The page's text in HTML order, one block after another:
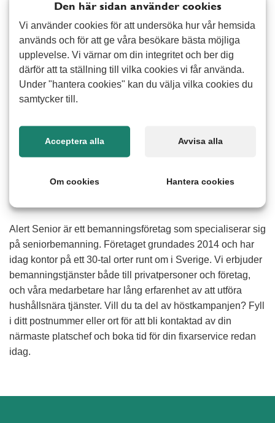
för alla som har ett behov av att underlätta i vardagen.
Tillsammans med dig som kund, utformar vi tjänsterna
precis så som du vill ha dem.
• Installera TVn och datorn
• Packa upp eller ned saker
• Tillsyn av sommarhus
Alert Senior är ett bemanningsföretag som specialiserar sig
på seniorbemanning. Företaget grundades 2014 och har
idag kontor på ett 30-tal orter runt om i Sverige. Vi erbjuder
bemanningstjänster både till privatpersoner och företag,
och våra medarbetare har lång erfarenhet av att utföra
hushållsnära tjänster. Vill du ta del av höstkampanjen? Fyll
i ditt postnummer eller ort för att bli kontaktad av din
närmaste platschef och boka tid för din fixarservice redan
idag.
Den här sidan använder cookies
Vi använder cookies för att undersöka hur vår hemsida
används och för att ge våra besökare bästa möjliga
upplevelse. Vi värnar om din integritet och ber dig
därför att ta ställning till vilka cookies vi får använda.
Under "hantera cookies" kan du välja vilka cookies du
samtycker till.
Acceptera alla Avvisa alla
Om cookies Hantera cookies